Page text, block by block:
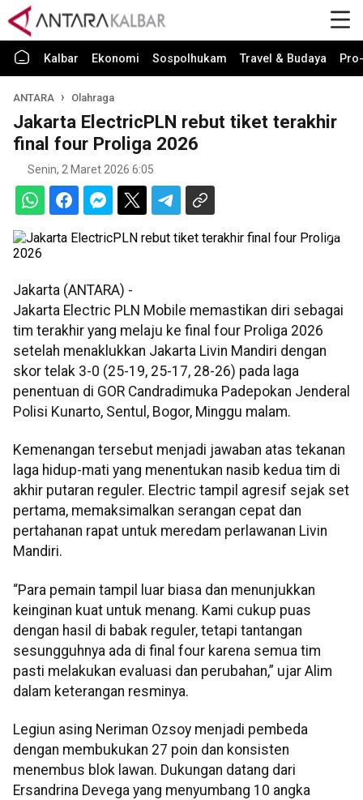
Kalbar Ekonomi Sospolhukam Travel & Budaya
ANTARA Olahraga
Jakarta ElectricPLN rebut tiket terakhir
final four Proliga 2026
Senin, 2 Maret 2026 6:05
Jakarta (ANTARA) -
Jakarta Electric PLN Mobile memastikan diri sebagai
tim terakhir yang melaju ke final four Proliga 2026
setelah menaklukkan Jakarta Livin Mandiri dengan
skor telak 3-0 (25-19, 25-17, 28-26) pada laga
penentuan di GOR Candradimuka Padepokan Jenderal
Polisi Kunarto, Sentul, Bogor, Minggu malam.
Kemenangan tersebut menjadi jawaban atas tekanan
laga hidup-mati yang menentukan nasib kedua tim di
akhir putaran reguler. Electric tampil agresif sejak set
pertama, memaksimalkan serangan cepat dan
pertahanan rapat untuk meredam perlawanan Livin
Mandiri.
“Para pemain tampil luar biasa dan menunjukkan
keinginan kuat untuk menang. Kami cukup puas
dengan hasil di babak reguler, tetapi tantangan
sesungguhnya ada di final four karena semua tim
pasti melakukan evaluasi dan perubahan,” ujar Alim
dalam keterangan resminya.
Legiun asing Neriman Ozsoy menjadi pembeda
dengan membukukan 27 poin dan konsisten
menembus blok lawan. Dukungan datang dari
Ersandrina Devega yang menyumbang 10 angka